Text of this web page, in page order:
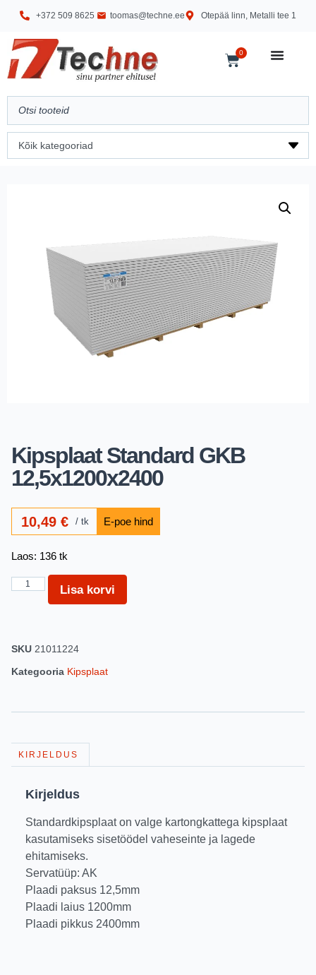
+372 509 8625 toomas@techne.ee Otepää linn, Metalli tee 1
0
Kipsplaat Standard GKB
12,5x1200x2400
10,49€ tk
Laos: 136 tk
Lisa korvi
SKU 21011224
Kategooria Kipsplaat
KIRJELDUS
Kirjeldus
Standardkipsplaat on valge kartongkattega kipsplaat
kasutamiseks sisetöödel vaheseinte ja lagede
ehitamiseks.
Servatüüp: AK
Plaadi paksus 12,5mm
Plaadi laius 1200mm
Plaadi pikkus 2400mm